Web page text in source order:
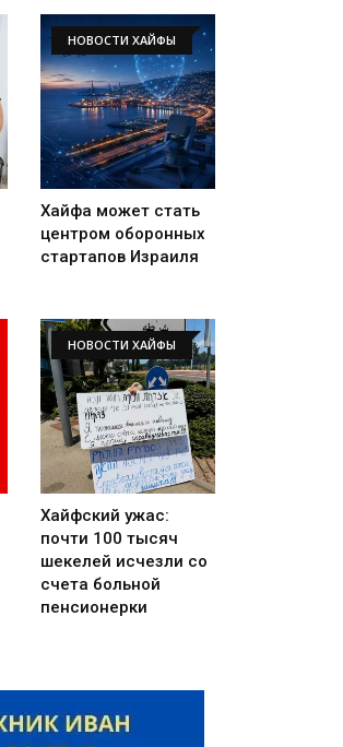
НОВОСТИ ХАЙФЫ
Хайфа может стать
центром оборонных
стартапов Израиля
НОВОСТИ ХАЙФЫ
Хайфский ужас:
почти 100 тысяч
шекелей исчезли со
счета больной
пенсионерки